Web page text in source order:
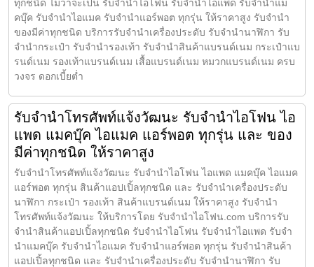
ทุกชนิด ไม่ว่าจะเป็น รับจำนำไอโฟน รับจำนำไอแพด รับจำนำแม
คบุ๊ค รับจำนำไอแมค รับจำนำแอร์พอต ทุกรุ่น ให้ราคาสูง รับจำนำ
ของมีค่าทุกชนิด บริการรับจำนำเครื่องประดับ รับจำนำนาฬิกา รับ
จำนำกระเป๋า รับจำนำรองเท้า รับจำนำสินค้าแบรนด์เนม กระเป๋าแบ
รนด์เนม รองเท้าแบรนด์เนม เสื้อแบรนด์เนม หมวกแบรนด์เนม ครบ
วงจร ดอกเบี้ยต่ำ
รับจำนำโทรศัพท์แจ้งวัฒนะ รับจำนำไอโฟน ไอ
แพด แมคบุ๊ค ไอแมค แอร์พอต ทุกรุ่น และ ของ
มีค่าทุกชนิด ให้ราคาสูง
รับจำนำโทรศัพท์แจ้งวัฒนะ รับจำนำไอโฟน ไอแพด แมคบุ๊ค ไอแมค
แอร์พอต ทุกรุ่น สินค้าแอปเปิ้ลทุกชนิด และ รับจำนำเครื่องประดับ
นาฬิกา กระเป๋า รองเท้า สินค้าแบรนด์เนม ให้ราคาสูง รับจำนำ
โทรศัพท์แจ้งวัฒนะ ให้บริการโดย รับจํานําไอโฟน.com บริการรับ
จำนำสินค้าแอปเปิ้ลทุกชนิด รับจำนำไอโฟน รับจำนำไอแพด รับจำ
นำแมคบุ๊ค รับจำนำไอแมค รับจำนำแอร์พอต ทุกรุ่น รับจำนำสินค้า
แอปเปิ้ลทุกชนิด และ รับจำนำเครื่องประดับ รับจำนำนาฬิกา รับ